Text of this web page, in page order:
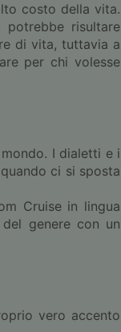
costo della vita.
risultare
di vita, tuttavia a
per chi volesse
I dialetti e i
ci si sposta
Cruise in lingua
genere con un
vero accento